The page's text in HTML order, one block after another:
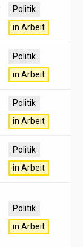
Politik
in Arbeit
Politik
in Arbeit
Politik
in Arbeit
Politik
in Arbeit
Politik
in Arbeit